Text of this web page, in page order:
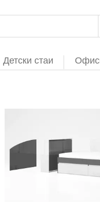
Детски стаи